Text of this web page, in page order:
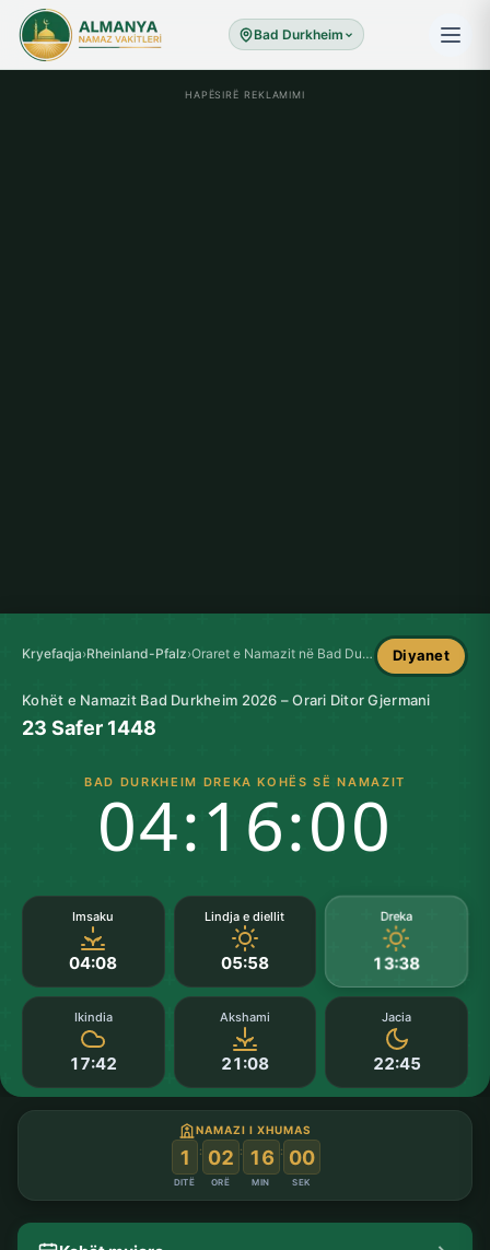
Bad Durkheim
HAPËSIRË REKLAMIMI
Kryefaqja›Rheinland-Pfalz› Oraret e Namazit në Bad Durkheim Diyanet
Kohët e Namazit Bad Durkheim 2026 – Orari Ditor Gjermani
23 Safer 1448
BAD DURKHEIM DREKA KOHËS SË NAMAZIT
04:15:59
Imsaku
04:08
Lindja e diellit
05:58
Dreka
13:38
Ikindia
17:42
Akshami
21:08
Jacia
22:45
NAMAZI I XHUMAS
1
DITË
: 02
ORË
: 15
MIN
: 59
SEK